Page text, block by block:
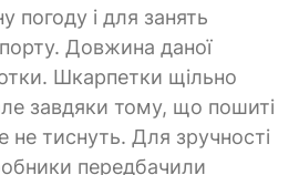
погоду і для занять
Довжина даної
Шкарпетки щільно
завдяки тому, що пошиті
не тиснуть. Для зручності
передбачили